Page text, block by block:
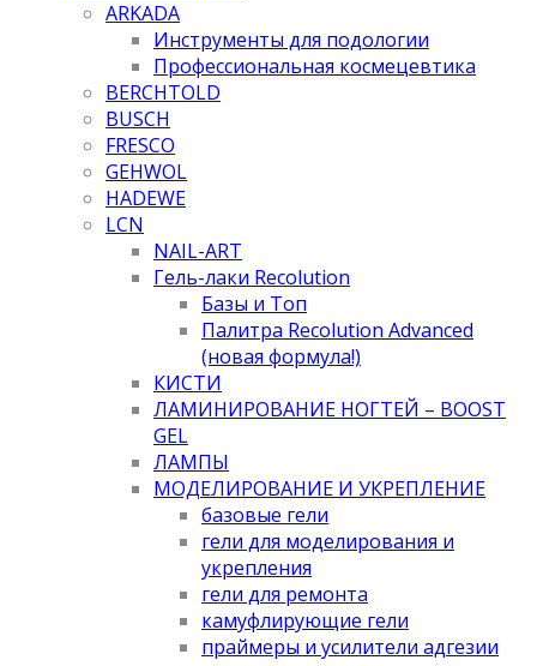
ARKADA
Инструменты для подологии
Профессиональная космецевтика
BERCHTOLD
BUSCH
FRESCO
GEHWOL
HADEWE
LCN
NAIL-ART
Гель-лаки Recolution
Базы и Топ
Палитра Recolution Advanced
(новая формула!)
КИСТИ
ЛАМИНИРОВАНИЕ НОГТЕЙ – BOOST
GEL
ЛАМПЫ
МОДЕЛИРОВАНИЕ И УКРЕПЛЕНИЕ
базовые гели
гели для моделирования и
укрепления
гели для ремонта
камуфлирующие гели
праймеры и усилители адгезии